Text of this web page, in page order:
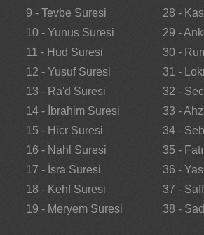
9 - Tevbe Suresi
10 - Yunus Suresi
11 - Hud Suresi
12 - Yusuf Suresi
13 - Ra'd Suresi
14 - İbrahim Suresi
15 - Hicr Suresi
16 - Nahl Suresi
17 - İsra Suresi
18 - Kehf Suresi
19 - Meryem Suresi
28 -
29 -
30 -
31 -
32 -
33 -
34 -
35 -
36 -
37 -
38 -